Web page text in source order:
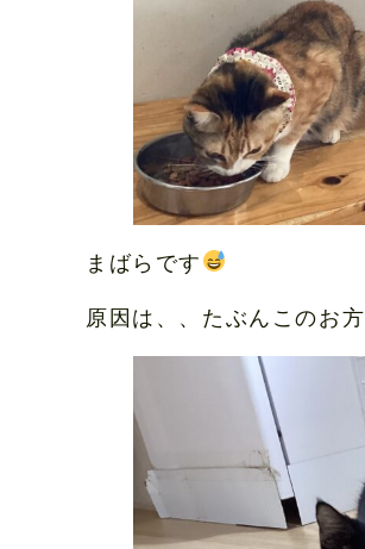
まばらです
原因は、、たぶんこのお方